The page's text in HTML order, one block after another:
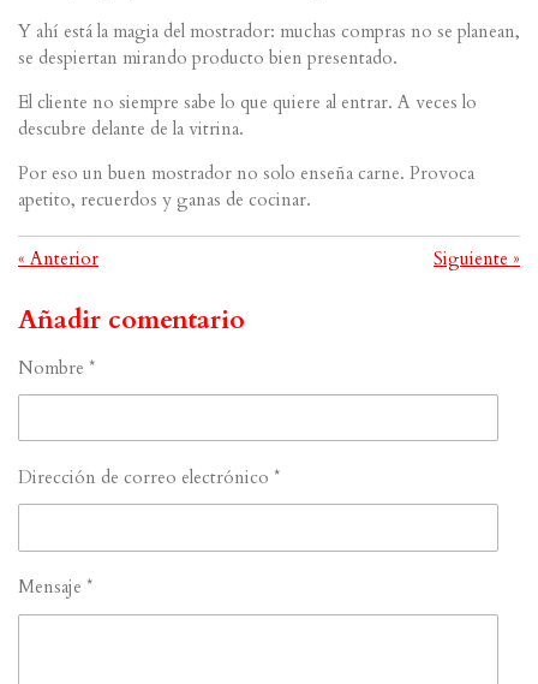
Y ahí está la magia del mostrador: muchas compras no se planean,
se despiertan mirando producto bien presentado.
El cliente no siempre sabe lo que quiere al entrar. A veces lo
descubre delante de la vitrina.
Por eso un buen mostrador no solo enseña carne. Provoca
apetito, recuerdos y ganas de cocinar.
« Anterior Siguiente »
Añadir comentario
Nombre *
Dirección de correo electrónico *
Mensaje *